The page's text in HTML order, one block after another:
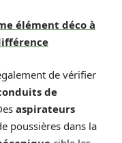
élément déco à
de vérifier
de
aspirateurs
poussières dans la